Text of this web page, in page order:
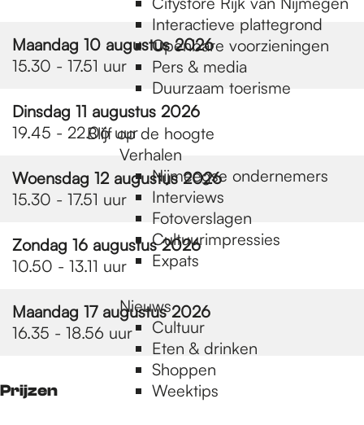
Interactieve plattegrond
Openbare voorzieningen
Pers & media
Duurzaam toerisme
Blijf op de hoogte
Verhalen
Nijmeegse ondernemers
Interviews
Fotoverslagen
Cultuurimpressies
Expats
Nieuws
Cultuur
Eten & drinken
Shoppen
Weektips
Maandag 10 augustus 2026
15.30 - 17.51 uur
Dinsdag 11 augustus 2026
19.45 - 22.06 uur
Woensdag 12 augustus 2026
15.30 - 17.51 uur
Zondag 16 augustus 2026
10.50 - 13.11 uur
Maandag 17 augustus 2026
16.35 - 18.56 uur
Prijzen